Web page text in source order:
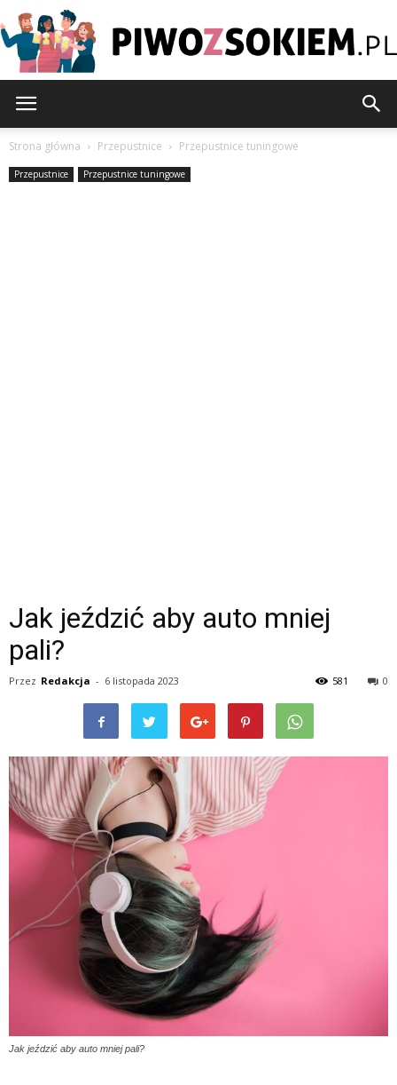
Strona główna Przepustnice Przepustnice tuningowe
Przepustnice Przepustnice tuningowe
Jak jeździć aby auto mniej
pali?
Przez Redakcja - 6 listopada 2023 0
581
Jak jeździć aby auto mniej pali?